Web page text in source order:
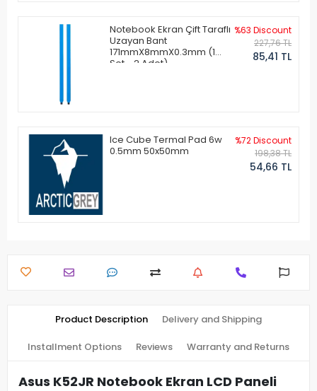
Notebook Ekran Çift Taraflı
Uzayan Bant
171mmX8mmX0.3mm (1
Set - 2 Adet)
%63 Discount
227,76 TL
85,41 TL
Ice Cube Termal Pad 6w
0.5mm 50x50mm
%72 Discount
198,38 TL
54,66 TL
Product Description Delivery and Shipping
Installment Options Reviews Warranty and Returns
Asus K52JR Notebook Ekran LCD Paneli